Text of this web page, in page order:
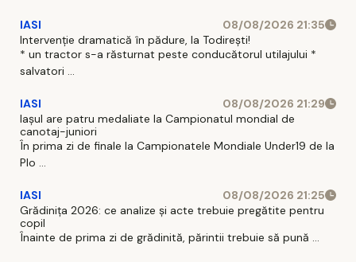
IASI
08/08/2026 21:35
Intervenție dramatică în pădure, la Todirești!
* un tractor s-a răsturnat peste conducătorul utilajului *
salvatori ...
IASI
08/08/2026 21:29
Iaşul are patru medaliate la Campionatul mondial de
canotaj-juniori
În prima zi de finale la Campionatele Mondiale Under19 de la
Plo ...
IASI
08/08/2026 21:25
Grădinița 2026: ce analize și acte trebuie pregătite pentru
copil
Înainte de prima zi de grădinită, părintii trebuie să pună ...